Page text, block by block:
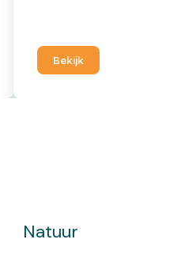
lager). Bij eb (laag water)
getijdenbakken
Bekijk
Natuur